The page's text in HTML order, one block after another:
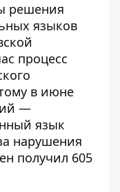
решения
языков
процесс
в июне
—
язык
нарушения
получил 605